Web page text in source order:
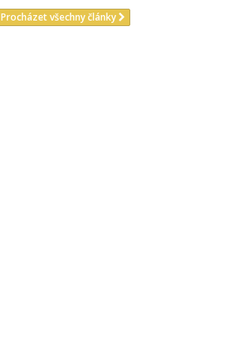
Procházet všechny články